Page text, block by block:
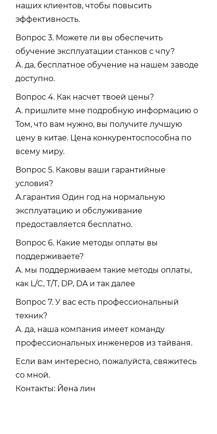
наших клиентов, чтобы повысить
эффективность.
Вопрос 3. Можете ли вы обеспечить
обучение эксплуатации станков с чпу?
A. да, бесплатное обучение на нашем заводе
доступно.
Вопрос 4. Как насчет твоей цены?
A. пришлите мне подробную информацию о
Том, что вам нужно, вы получите лучшую
цену в китае. Цена конкурентоспособна по
всему миру.
Вопрос 5. Каковы ваши гарантийные
условия?
A.гарантия Один год на нормальную
эксплуатацию и обслуживание
предоставляется бесплатно.
Вопрос 6. Какие методы оплаты вы
поддерживаете?
A. мы поддерживаем такие методы оплаты,
как L/C, T/T, DP, DA и так далее
Вопрос 7. У вас есть профессиональный
техник?
A. да, наша компания имеет команду
профессиональных инженеров из тайваня.
Если вам интересно, пожалуйста, свяжитесь
со мной.
Контакты: Йена лин